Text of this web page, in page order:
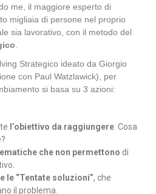
me, il maggiore esperto di
migliaia di persone nel proprio
sia lavorativo, con il metodo del
Strategico ideato da Giorgio
con Paul Watzlawick), per
si basa su 3 azioni:
l’obiettivo da raggiungere: Cosa
che non permettono di
le “Tentate soluzioni”, che
il problema.